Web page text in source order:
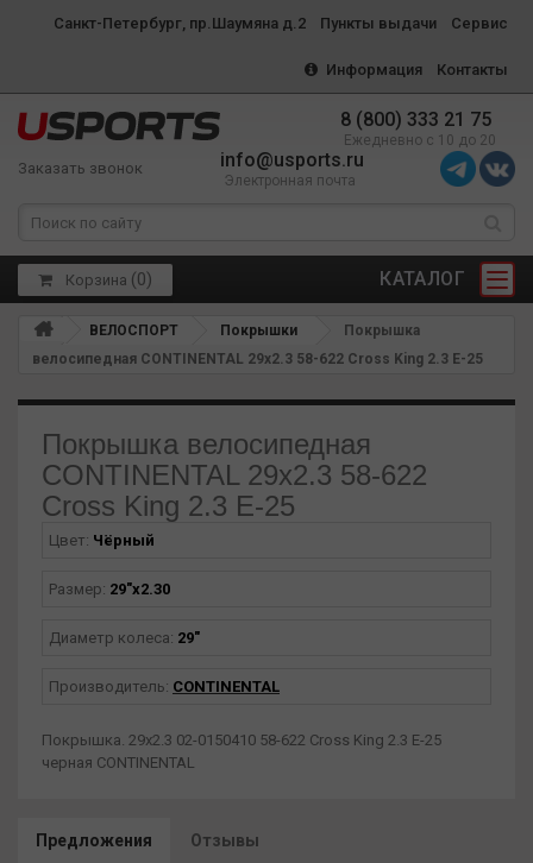
Санкт-Петербург, пр.Шаумяна д.2 Пункты выдачи Сервис
Информация Контакты
8 (800) 333 21 75
Ежедневно с 10 до 20
Заказать звонок info@usports.ru
Электронная почта
КАТАЛОГ
Корзина (0)
ВЕЛОСПОРТ Покрышки
Покрышка
велосипедная CONTINENTAL 29х2.3 58-622 Cross King 2.3 E-25
Покрышка велосипедная
CONTINENTAL 29х2.3 58-622
Cross King 2.3 E-25
Цвет: Чёрный
Размер: 29"х2.30
Диаметр колеса: 29"
Производитель: CONTINENTAL
Покрышка. 29х2.3 02-0150410 58-622 Cross King 2.3 E-25
черная CONTINENTAL
Предложения Отзывы